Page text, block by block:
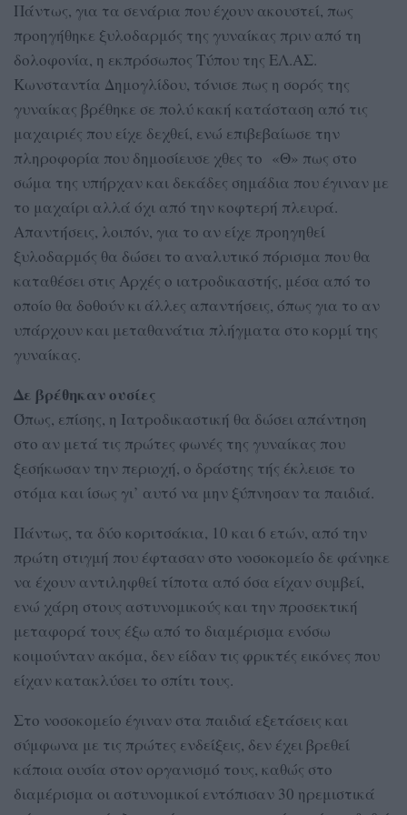
Πάντως, για τα σενάρια που έχουν ακουστεί, πως
προηγήθηκε ξυλοδαρμός της γυναίκας πριν από τη
δολοφονία, η εκπρόσωπος Τύπου της ΕΛ.ΑΣ.
Κωνσταντία Δημογλίδου, τόνισε πως η σορός της
γυναίκας βρέθηκε σε πολύ κακή κατάσταση από τις
μαχαιριές που είχε δεχθεί, ενώ επιβεβαίωσε την
πληροφορία που δημοσίευσε χθες το «Θ» πως στο
σώμα της υπήρχαν και δεκάδες σημάδια που έγιναν με
το μαχαίρι αλλά όχι από την κοφτερή πλευρά.
Απαντήσεις, λοιπόν, για το αν είχε προηγηθεί
ξυλοδαρμός θα δώσει το αναλυτικό πόρισμα που θα
καταθέσει στις Αρχές ο ιατροδικαστής, μέσα από το
οποίο θα δοθούν κι άλλες απαντήσεις, όπως για το αν
υπάρχουν και μεταθανάτια πλήγματα στο κορμί της
γυναίκας.
Δε βρέθηκαν ουσίες
Όπως, επίσης, η Ιατροδικαστική θα δώσει απάντηση
στο αν μετά τις πρώτες φωνές της γυναίκας που
ξεσήκωσαν την περιοχή, ο δράστης τής έκλεισε το
στόμα και ίσως γι’ αυτό να μην ξύπνησαν τα παιδιά.
Πάντως, τα δύο κοριτσάκια, 10 και 6 ετών, από την
πρώτη στιγμή που έφτασαν στο νοσοκομείο δε φάνηκε
να έχουν αντιληφθεί τίποτα από όσα είχαν συμβεί,
ενώ χάρη στους αστυνομικούς και την προσεκτική
μεταφορά τους έξω από το διαμέρισμα ενόσω
κοιμούνταν ακόμα, δεν είδαν τις φρικτές εικόνες που
είχαν κατακλύσει το σπίτι τους.
Στο νοσοκομείο έγιναν στα παιδιά εξετάσεις και
σύμφωνα με τις πρώτες ενδείξεις, δεν έχει βρεθεί
κάποια ουσία στον οργανισμό τους, καθώς στο
διαμέρισμα οι αστυνομικοί εντόπισαν 30 ηρεμιστικά